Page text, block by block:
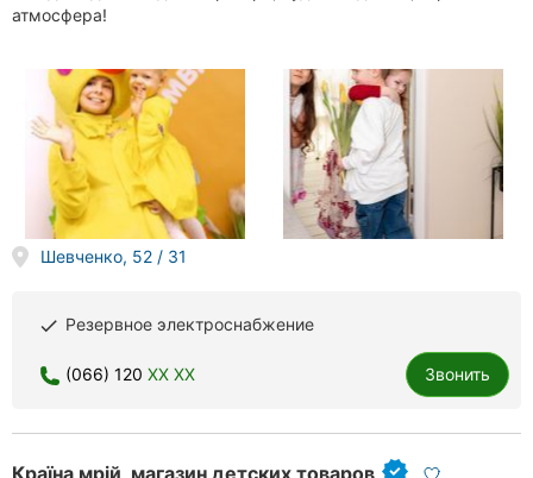
Рог
Николаев
Херсон
Полтава
Чернигов
Черкассы
Черновцы
атмосфера!
Шевченко, 52 / 31
done Резервное электроснабжение
(066) 120 XX XX Звонить
Країна мрій, магазин детских товаров